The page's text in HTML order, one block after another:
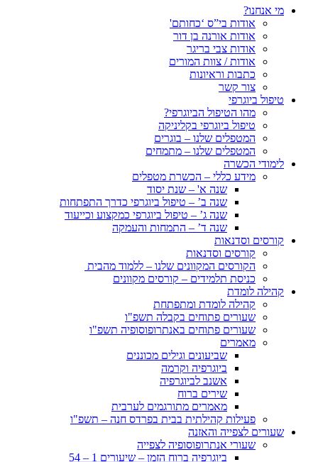
מי אנחנו?
אודות בי”ס ‘כחותם'
אודות אורנה בן דור
אודות צבי בריגר
אודות / צוות המורים
כתבות וראיונות
צור קשר
טיפול ביוגרפי
מהו הטיפול הביוגרפי?
טיפול ביוגרפי בקליניקה
המטפלים שלנו – בוגרים
המטפלים שלנו – מתמחים
לימודי הכשרה
מידע כללי – הכשרת מטפלים
שנה א' – שנת יסוד
שנה ב’ – טיפול ביוגרפי כדרך התפתחות
שנה ג’ – טיפול ביוגרפי כמקצוע וכייעוד
שנה ד’ – התמחות והעמקה
קורסים וסדנאות
קורסים וסדנאות
הקורסים המקוונים שלנו – ללמוד מהבית
כניסת תלמידים – קורסים מקוונים
קהילה לומדת
קהילה לומדת ומתפתחת
שעורים פתוחים בקבלה תשפ"ו
שעורים פתוחים באנתרופוסופיה תשפ"ו
מאמרים
שביעונים וגילים מכוננים
ביוגרפיה וקרמה
אשנב לביוגרפיה
שירים ברוח
מאמרים מתורגמים לערבית
פעילות קהילתית בבית בפרדס חנה – תשפ"ו
שעורים לצפייה והאזנה
שעורי אנתרופוסופיה לצפייה
ביוגרפיה ברוח הזמן – שיעורים 1 – 54